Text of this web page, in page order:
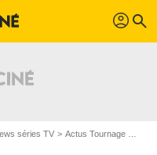
profil search
séries TV Actus Tournage Séries TV